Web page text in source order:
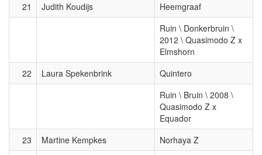
21
Judith Koudijs
Heemgraaf
Ruin \ Donkerbruin \
2012 \ Quasimodo Z x
Elmshorn
22
Laura Spekenbrink
Quintero
Ruin \ Bruin \ 2008 \
Quasimodo Z x
Equador
23
Martine Kempkes
Norhaya Z